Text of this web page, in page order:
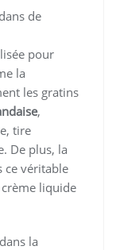
de
pour
la
les gratins
,
tire
De plus, la
ce véritable
crème liquide
la